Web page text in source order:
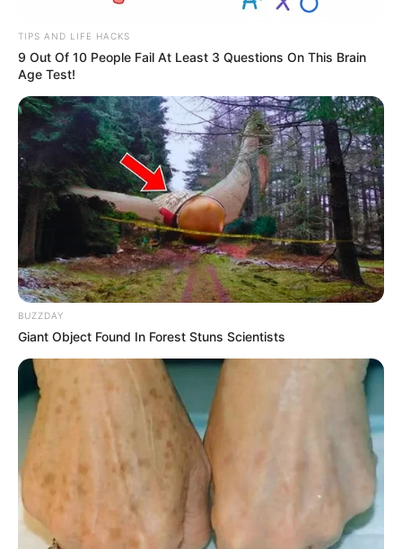
Prensa Policía Nacional
Además, se incautaron 60 armas cortopunzantes
Por:Evelin Adriana Barrios Florez
Octubre 23, 2021
COMPARTIR
UNIRSE AL CANAL DE WHATSAPP
Ante la ola de inseguridad que se ha desatado en el
sector fronterizo de la Península,
Policía Guajira dispuso de un dispositivo especial de
intervención en el municipio de Maicao, con personal
adscrito a las diferentes especialidades de la Policía
Nacional, en planes preventivos y operativos para
consolidar la convivencia y la seguridad ciudadana.
En esta intervención participaron más de 250 Policías
adscritos a la Seccional de Investigación Criminal,
Inteligencia Policial, Protección y Servicios Especiales,
Tránsito y Transporte, Esmad, Goes, Gaula, Grupo de
Carabineros y Guías Caninos, quienes
apoyados por
TIPS AND LIFE HACKS
9 Out Of 10 People Fail At Least 3 Questions On This Brain
Age Test!
BUZZDAY
Giant Object Found In Forest Stuns Scientists